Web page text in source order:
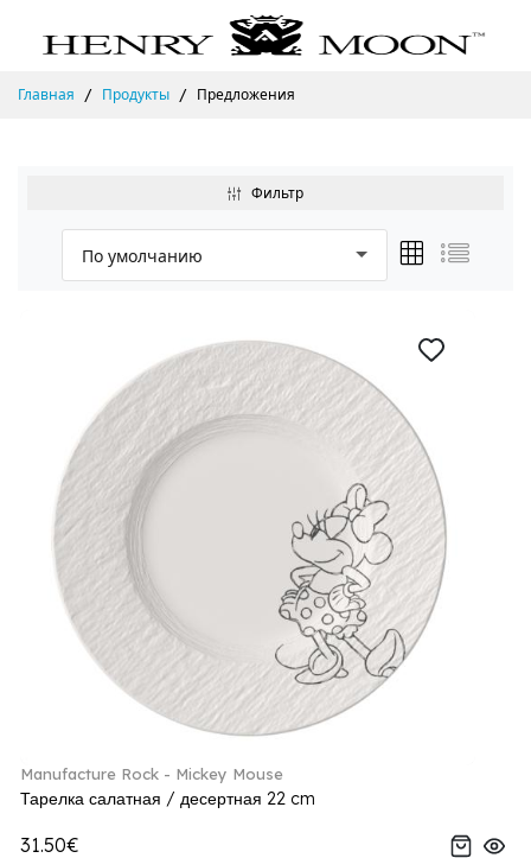
Главная Продукты Предложения
Фильтр
Manufacture Rock - Mickey Mouse
Тарелка салатная / десертная 22 cm
31.50€